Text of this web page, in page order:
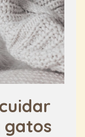
gatos